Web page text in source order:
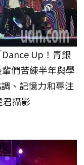
Up！青銀
們苦練半年與學
、記憶力和專注
攝影